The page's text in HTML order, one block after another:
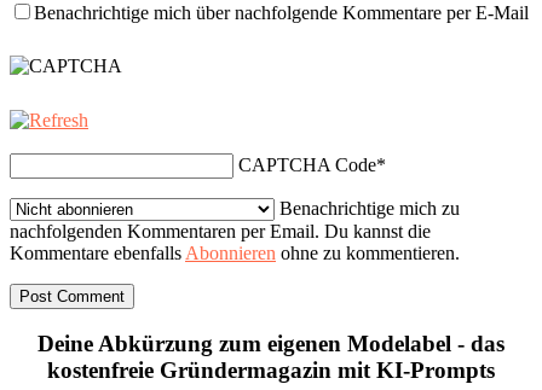
Benachrichtige mich über nachfolgende Kommentare per E-Mail
CAPTCHA Code*
Benachrichtige mich zu
nachfolgenden Kommentaren per Email. Du kannst die
Kommentare ebenfalls Abonnieren ohne zu kommentieren.
Deine Abkürzung zum eigenen Modelabel - das
kostenfreie Gründermagazin mit KI-Prompts